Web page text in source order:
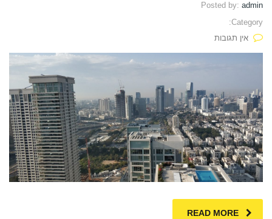
Posted by: admin
Category:
אין תגובות
READ MORE